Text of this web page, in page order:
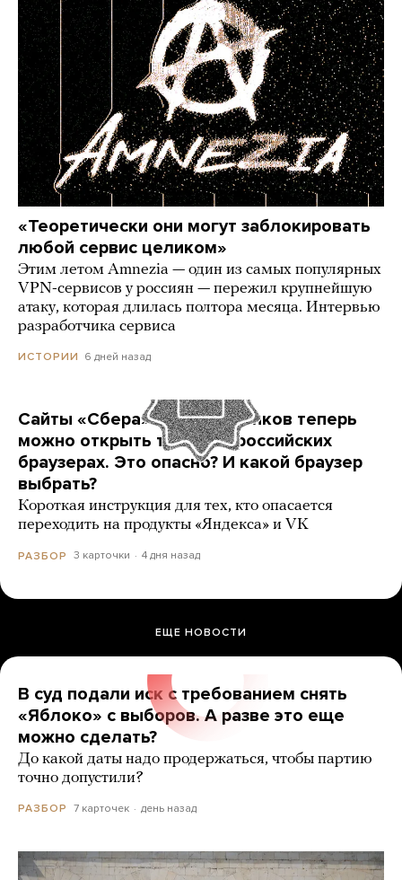
«Теоретически они могут заблокировать
любой сервис целиком»
Этим летом Amnezia — один из самых популярных
VPN-сервисов у россиян — пережил крупнейшую
атаку, которая длилась полтора месяца. Интервью
разработчика сервиса
ИСТОРИИ 6 дней назад
Сайты «Сбера» и других банков теперь
можно открыть только в российских
браузерах. Это опасно? И какой браузер
выбрать?
Короткая инструкция для тех, кто опасается
переходить на продукты «Яндекса» и VK
РАЗБОР 3 карточки 4 дня назад
ЕЩЕ НОВОСТИ
В суд подали иск с требованием снять
«Яблоко» с выборов. А разве это еще
можно сделать?
До какой даты надо продержаться, чтобы партию
точно допустили?
РАЗБОР 7 карточек день назад